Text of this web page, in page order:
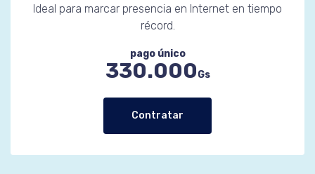
Ideal para marcar presencia en Internet en tiempo
récord.
pago único
330.000Gs
Contratar